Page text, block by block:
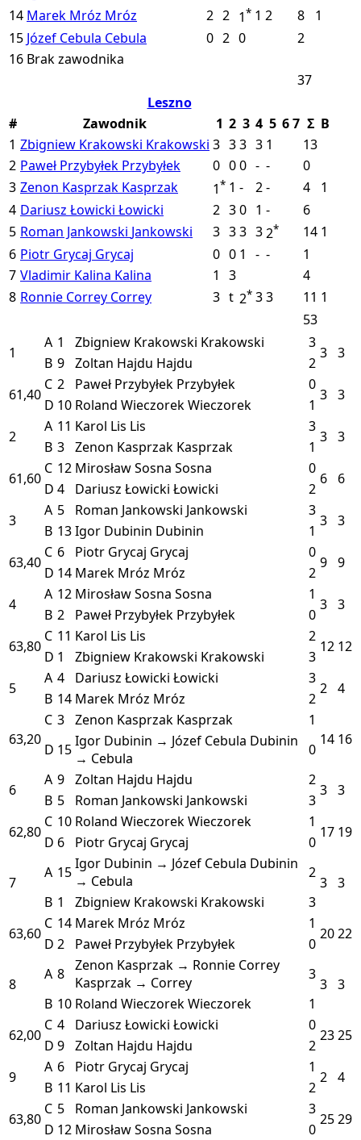
14 Marek Mróz Mróz 2 2 1* 1 2 8
1
15 Józef Cebula Cebula 0 2 0
2
16 Brak zawodnika
37
Leszno
#
Zawodnik 1 2 3 4 5 67 Σ B
1 Zbigniew Krakowski Krakowski 3 33 3 1
13
2 Paweł Przybyłek Przybyłek 0 00 - -
0
3 Zenon Kasprzak Kasprzak 1* 1 - 2- 4
1
4 Dariusz Łowicki Łowicki 2 30 1 -
6
5 Roman Jankowski Jankowski 3 33 32* 14 1
6 Piotr Grycaj Grycaj 0 0 1 - -
1
7 Vladimir Kalina Kalina 1 3
4
8 Ronnie Correy Correy 3 t 2* 33 11 1
53
1
A 1 Zbigniew Krakowski Krakowski 3
3 3
B 9 Zoltan Hajdu Hajdu
2
61,40
C 2 Paweł Przybyłek Przybyłek 0
3 3
D 10 Roland WieczorekWieczorek
1
2
A 11 Karol Lis Lis 3
3 3
B 3 Zenon Kasprzak Kasprzak
1
61,60
C 12 Mirosław Sosna Sosna 0
6 6
D 4 Dariusz Łowicki Łowicki
2
3
A 5 Roman Jankowski Jankowski 3
3 3
B 13Igor Dubinin Dubinin
1
63,40
C 6 Piotr Grycaj Grycaj 0
9 9
D 14 Marek Mróz Mróz
2
4
A 12 Mirosław Sosna Sosna 1
3 3
B 2 Paweł Przybyłek Przybyłek
0
63,80
C 11 Karol Lis Lis 2
12 12
D 1 Zbigniew Krakowski Krakowski
3
5
A 4 Dariusz Łowicki Łowicki 3
2 4
B 14 Marek Mróz Mróz 2
63,20
C 3 Zenon Kasprzak Kasprzak
1
14 16
D 15Igor Dubinin → Józef Cebula Dubinin
→ Cebula
0
6
A 9 Zoltan Hajdu Hajdu 2
3 3
B 5 Roman Jankowski Jankowski
3
62,80
C 10 Roland WieczorekWieczorek 1
17 19
D 6 Piotr Grycaj Grycaj 0
7
A 15Igor Dubinin → Józef Cebula Dubinin
→ Cebula
2
3 3
B 1 Zbigniew Krakowski Krakowski
3
63,60
C 14 Marek Mróz Mróz 1
2022
D 2 Paweł Przybyłek Przybyłek 0
8
A 8 Zenon Kasprzak → Ronnie Correy
Kasprzak → Correy
3
3 3
B 10 Roland WieczorekWieczorek
1
62,00
C 4 Dariusz Łowicki Łowicki 0
2325
D 9 Zoltan Hajdu Hajdu
2
9
A 6 Piotr Grycaj Grycaj 1
2 4
B 11 Karol Lis Lis
2
63,80
C 5 Roman Jankowski Jankowski 3
2529
D 12 Mirosław Sosna Sosna
0